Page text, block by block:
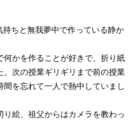
ちと無我夢中で作っている静か
何かを作ることが好きで、折り紙
次の授業ギリギリまで前の授業
を忘れて一人で熱中していまし
り絵、祖父からはカメラを教わっ